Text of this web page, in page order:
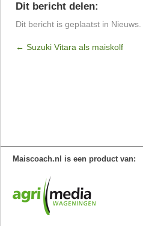
Dit bericht delen:
Dit bericht is geplaatst in Nieuws
← Suzuki Vitara als maiskolf
Maiscoach.nl is een product van: